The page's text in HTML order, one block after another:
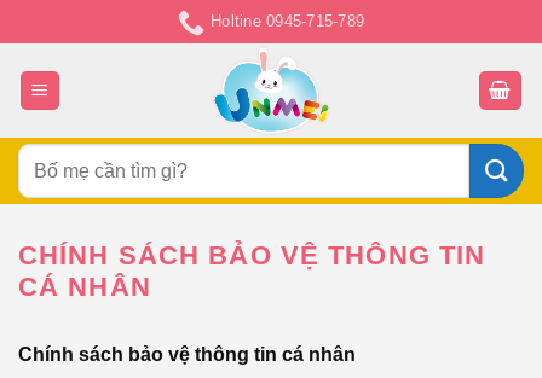
đến
nội
dung
Holtine 0945-715-789
Tìm
kiếm:
CHÍNH SÁCH BẢO VỆ THÔNG TIN
CÁ NHÂN
Chính sách bảo vệ thông tin cá nhân